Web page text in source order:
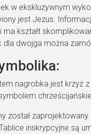
w ekskluzywnym
jest Jezus.
ma kształt
dla dwojga można
nagrobka jest krzyż
został
inskrypcyjne są